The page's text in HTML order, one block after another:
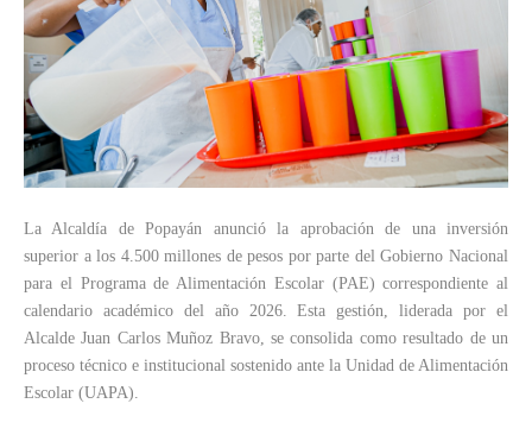
La Alcaldía de Popayán anunció la aprobación de una inversión
superior a los 4.500 millones de pesos por parte del Gobierno Nacional
para el Programa de Alimentación Escolar (PAE) correspondiente al
calendario académico del año 2026. Esta gestión, liderada por el
Alcalde Juan Carlos Muñoz Bravo, se consolida como resultado de un
proceso técnico e institucional sostenido ante la Unidad de Alimentación
Escolar (UAPA).